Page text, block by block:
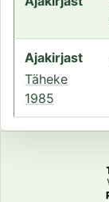
Ajakirjast
Täheke
1985